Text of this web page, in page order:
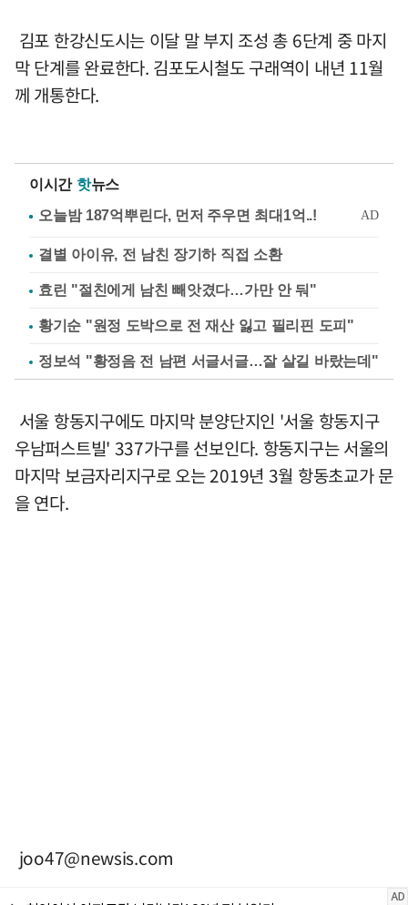
김포 한강신도시는 이달 말 부지 조성 총 6단계 중 마지
막 단계를 완료한다. 김포도시철도 구래역이 내년 11월
께 개통한다.
이시간 핫뉴스
결별 아이유, 전 남친 장기하 직접 소환
효린 "절친에게 남친 빼앗겼다…가만 안 둬"
황기순 "원정 도박으로 전 재산 잃고 필리핀 도피"
정보석 "황정음 전 남편 서글서글…잘 살길 바랐는데"
서울 항동지구에도 마지막 분양단지인 '서울 항동지구
우남퍼스트빌' 337가구를 선보인다. 항동지구는 서울의
마지막 보금자리지구로 오는 2019년 3월 항동초교가 문
을 연다.
joo47@newsis.com